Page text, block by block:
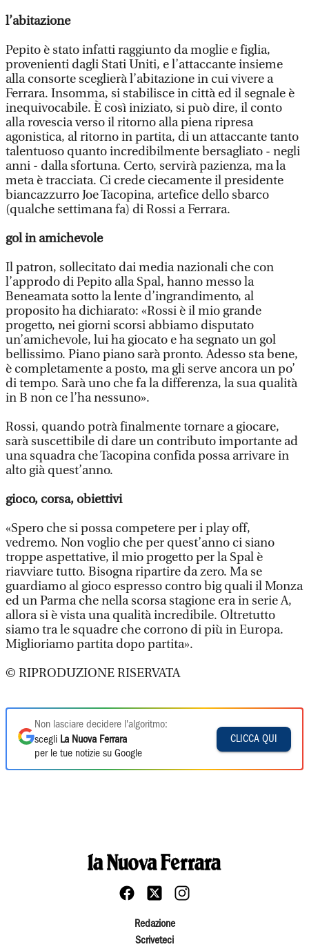
l’abitazione
Pepito è stato infatti raggiunto da moglie e figlia,
provenienti dagli Stati Uniti, e l’attaccante insieme
alla consorte sceglierà l’abitazione in cui vivere a
Ferrara. Insomma, si stabilisce in città ed il segnale è
inequivocabile. È così iniziato, si può dire, il conto
alla rovescia verso il ritorno alla piena ripresa
agonistica, al ritorno in partita, di un attaccante tanto
talentuoso quanto incredibilmente bersagliato - negli
anni - dalla sfortuna. Certo, servirà pazienza, ma la
meta è tracciata. Ci crede ciecamente il presidente
biancazzurro Joe Tacopina, artefice dello sbarco
(qualche settimana fa) di Rossi a Ferrara.
gol in amichevole
Il patron, sollecitato dai media nazionali che con
l’approdo di Pepito alla Spal, hanno messo la
Beneamata sotto la lente d’ingrandimento, al
proposito ha dichiarato: «Rossi è il mio grande
progetto, nei giorni scorsi abbiamo disputato
un’amichevole, lui ha giocato e ha segnato un gol
bellissimo. Piano piano sarà pronto. Adesso sta bene,
è completamente a posto, ma gli serve ancora un po’
di tempo. Sarà uno che fa la differenza, la sua qualità
in B non ce l’ha nessuno».
Rossi, quando potrà finalmente tornare a giocare,
sarà suscettibile di dare un contributo importante ad
una squadra che Tacopina confida possa arrivare in
alto già quest’anno.
gioco, corsa, obiettivi
«Spero che si possa competere per i play off,
vedremo. Non voglio che per quest’anno ci siano
troppe aspettative, il mio progetto per la Spal è
riavviare tutto. Bisogna ripartire da zero. Ma se
guardiamo al gioco espresso contro big quali il Monza
ed un Parma che nella scorsa stagione era in serie A,
allora si è vista una qualità incredibile. Oltretutto
siamo tra le squadre che corrono di più in Europa.
Miglioriamo partita dopo partita».
© RIPRODUZIONE RISERVATA
Non lasciare decidere l'algoritmo:
scegli La Nuova Ferrara
per le tue notizie su Google
CLICCA QUI
Redazione
Scriveteci